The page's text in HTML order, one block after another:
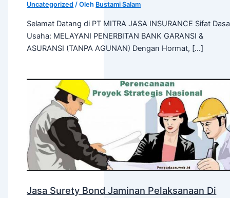
Uncategorized / Oleh Bustami Salam
Selamat Datang di PT MITRA JASA INSURANCE Sifat
Usaha: MELAYANI PENERBITAN BANK GARANSI &
ASURANSI (TANPA AGUNAN) Dengan Hormat, […]
Jasa Surety Bond Jaminan Pelaksanaan Di